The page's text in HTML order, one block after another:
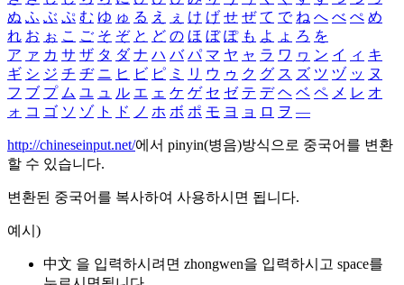
ぬ ふ ぶ ぷ む ゆ ゅ る え ぇ け げ せ ぜ て で ね へ べ ぺ め
れ お ぉ こ ご そ ぞ と ど の ほ ぼ ぽ も よ ょ ろ を
ア ァ カ サ ザ タ ダ ナ ハ バ パ マ ヤ ャ ラ ワ ヮ ン イ ィ キ
ギ シ ジ チ ヂ ニ ヒ ビ ピ ミ リ ウ ゥ ク グ ス ズ ツ ヅ ッ ヌ
フ ブ プ ム ユ ュ ル エ ェ ケ ゲ セ ゼ テ デ ヘ ベ ペ メ レ オ
ォ コ ゴ ソ ゾ ト ド ノ ホ ボ ポ モ ヨ ョ ロ ヲ ―
http://chineseinput.net/에서 pinyin(병음)방식으로 중국어를 변환
할 수 있습니다.
변환된 중국어를 복사하여 사용하시면 됩니다.
예시)
中文 을 입력하시려면 zhongwen을 입력하시고 space를